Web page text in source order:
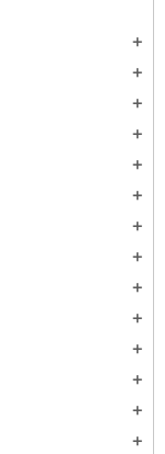
add
add
add
add
add
add
add
add
add
add
add
add
add
add